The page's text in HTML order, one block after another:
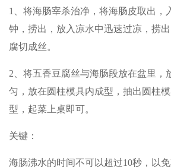
1、将海肠宰杀治净，将海肠皮取出，
钟，捞出，放入凉水中迅速过凉，捞
腐切成丝。
2、将五香豆腐丝与海肠段放在盆里，
匀，放在圆柱模具内成型，抽出圆柱
型，起菜上桌即可。
关键：
海肠沸水的时间不可以超过10秒，以